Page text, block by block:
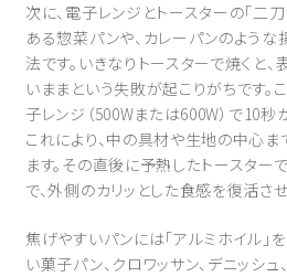
次に、電子レンジとトースターの「二
ある惣菜パンや、カレーパンのよう
法です。いきなりトースターで焼くと
いままという失敗が起こりがちです。
子レンジ（500Wまたは600W）で10秒
これにより、中の具材や生地の中心ま
ます。その直後に予熱したトースター
で、外側のカリッとした食感を復活さ
焦げやすいパンには「アルミホイル」
い菓子パン、クロワッサン、デニッシ